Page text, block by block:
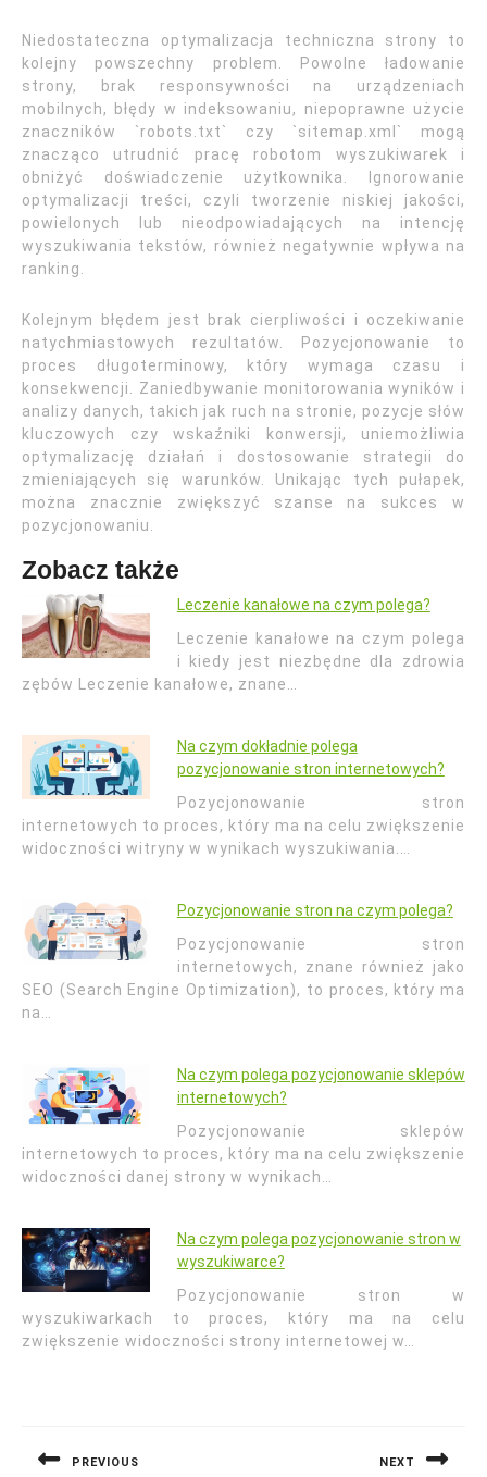
Niedostateczna optymalizacja techniczna strony to
kolejny powszechny problem. Powolne ładowanie
strony, brak responsywności na urządzeniach
mobilnych, błędy w indeksowaniu, niepoprawne użycie
znaczników `robots.txt` czy `sitemap.xml` mogą
znacząco utrudnić pracę robotom wyszukiwarek i
obniżyć doświadczenie użytkownika. Ignorowanie
optymalizacji treści, czyli tworzenie niskiej jakości,
powielonych lub nieodpowiadających na intencję
wyszukiwania tekstów, również negatywnie wpływa na
ranking.
Kolejnym błędem jest brak cierpliwości i oczekiwanie
natychmiastowych rezultatów. Pozycjonowanie to
proces długoterminowy, który wymaga czasu i
konsekwencji. Zaniedbywanie monitorowania wyników i
analizy danych, takich jak ruch na stronie, pozycje słów
kluczowych czy wskaźniki konwersji, uniemożliwia
optymalizację działań i dostosowanie strategii do
zmieniających się warunków. Unikając tych pułapek,
można znacznie zwiększyć szanse na sukces w
pozycjonowaniu.
Zobacz także
Leczenie kanałowe na czym polega?
Leczenie kanałowe na czym polega
i kiedy jest niezbędne dla zdrowia
zębów Leczenie kanałowe, znane…
Na czym dokładnie polega
pozycjonowanie stron internetowych?
Pozycjonowanie stron
internetowych to proces, który ma na celu zwiększenie
widoczności witryny w wynikach wyszukiwania.…
Pozycjonowanie stron na czym polega?
Pozycjonowanie stron
internetowych, znane również jako
SEO (Search Engine Optimization), to proces, który ma
na…
Na czym polega pozycjonowanie sklepów
internetowych?
Pozycjonowanie sklepów
internetowych to proces, który ma na celu zwiększenie
widoczności danej strony w wynikach…
Na czym polega pozycjonowanie stron w
wyszukiwarce?
Pozycjonowanie stron w
wyszukiwarkach to proces, który ma na celu
zwiększenie widoczności strony internetowej w…
PREVIOUS NEXT